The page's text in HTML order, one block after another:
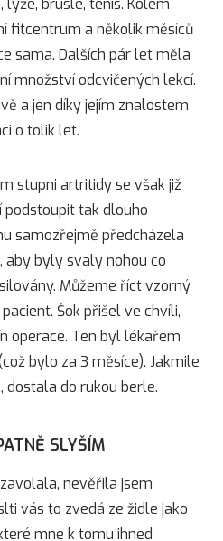
brusle, tenis. Kolem
fitcentrum a několik měsíců
sama. Dalších pár let měla
množství odcvičených lekcí.
a jen díky jejím znalostem
o tolik let.
stupni artritidy se však již
podstoupit tak dlouho
samozřejmě předcházela
aby byly svaly nohou co
Můžeme říct vzorný
Šok přišel ve chvíli,
operace. Ten byl lékařem
bylo za 3 měsíce). Jakmile
dostala do rukou berle.
SLYŠÍM
nevěřila jsem
vás to zvedá ze židle jako
mne k tomu ihned